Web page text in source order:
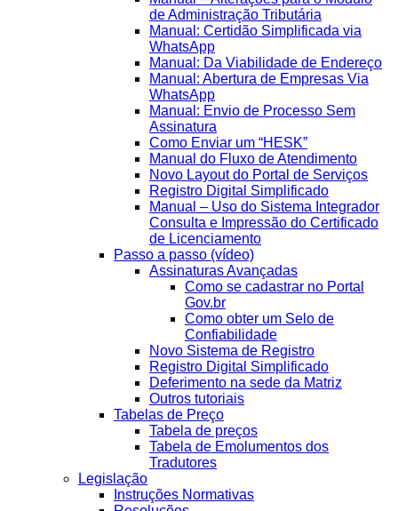
de Administração Tributária
Manual: Certidão Simplificada via
WhatsApp
Manual: Da Viabilidade de Endereço
Manual: Abertura de Empresas Via
WhatsApp
Manual: Envio de Processo Sem
Assinatura
Como Enviar um “HESK”
Manual do Fluxo de Atendimento
Novo Layout do Portal de Serviços
Registro Digital Simplificado
Manual – Uso do Sistema Integrador
Consulta e Impressão do Certificado
de Licenciamento
Passo a passo (vídeo)
Assinaturas Avançadas
Como se cadastrar no Portal
Gov.br
Como obter um Selo de
Confiabilidade
Novo Sistema de Registro
Registro Digital Simplificado
Deferimento na sede da Matriz
Outros tutoriais
Tabelas de Preço
Tabela de preços
Tabela de Emolumentos dos
Tradutores
Legislação
Instruções Normativas